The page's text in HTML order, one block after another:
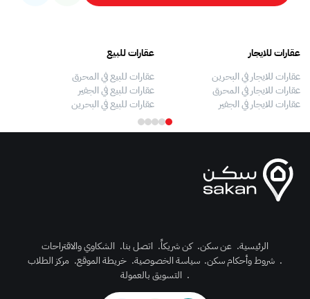
عقارات للايجار
عقارات للايجار في البحرين
عقارات للايجار في المحرق
عقارات للايجار في الجفير
عقارات للبيع
عقارات للبيع في المحرق
عقارات للبيع في الجفير
عقارات للبيع في البحرين
الرئيسية. عن سكن. كن شريكاً. اتصل بنا. الشكاوي والاقتراحات
. شروط وأحكام سكن. سياسة الخصوصية. خريطة الموقع. مركز الطلاب
. التسويق بالعمولة